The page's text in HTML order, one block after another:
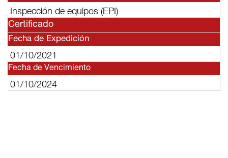
Inspección de equipos (EPI)
Certificado
Fecha de Expedición
01/10/2021
Fecha de Vencimiento
01/10/2024